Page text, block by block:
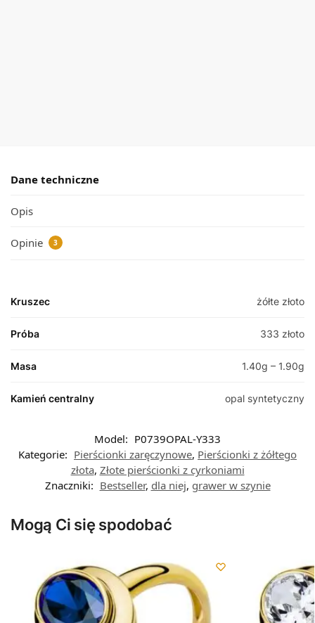
Dane techniczne
Opis
Opinie 3
Kruszec żółte złoto
Próba 333 złoto
Masa 1.40g – 1.90g
Kamień centralny opal syntetyczny
Model: P0739OPAL-Y333
Kategorie: Pierścionki zaręczynowe, Pierścionki z żółtego
złota, Złote pierścionki z cyrkoniami
Znaczniki: Bestseller, dla niej, grawer w szynie
Mogą Ci się spodobać